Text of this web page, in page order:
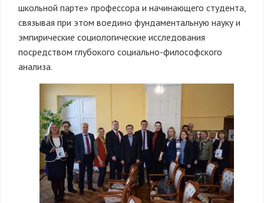
школьной парте» профессора и начинающего студента,
связывая при этом воедино фундаментальную науку и
эмпирические социологические исследования
посредством глубокого социально-философского
анализа.